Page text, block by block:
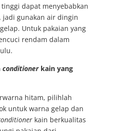
dapat menyebabkan
gunakan air dingin
Untuk pakaian yang
rendam dalam
conditionerkain yang
hitam, pilihlah
untuk warna gelap dan
kain berkualitas